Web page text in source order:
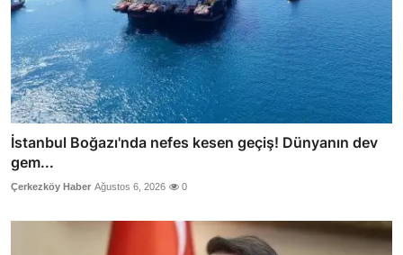
İstanbul Boğazı'nda nefes kesen geçiş! Dünyanın dev
gem...
Çerkezköy Haber Ağustos 6, 2026 0